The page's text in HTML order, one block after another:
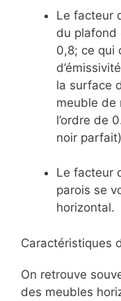
Le facteur
du plafond
0,8; ce qui
la surface
meuble de
l’ordre de
noir
Le facteur
parois se
horizontal.
Caractéristiques
On retrouve
des meubles